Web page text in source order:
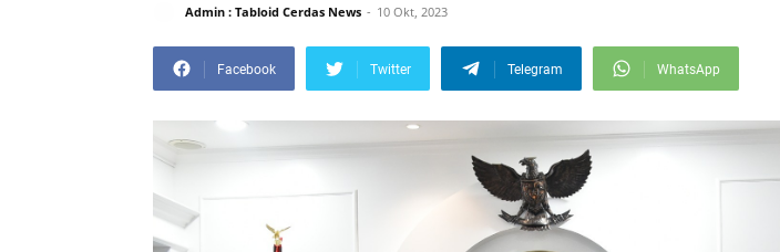
Admin : Tabloid Cerdas News 10 Okt, 2023
Facebook Twitter Telegram WhatsApp